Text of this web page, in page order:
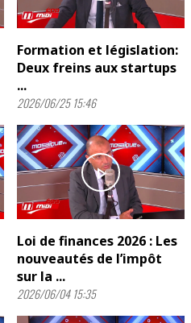
Formation et législation:
Deux freins aux startups
...
2026/06/25 15:46
play_arrow
Loi de finances 2026 : Les
nouveautés de l’impôt
sur la ...
2026/06/04 15:35